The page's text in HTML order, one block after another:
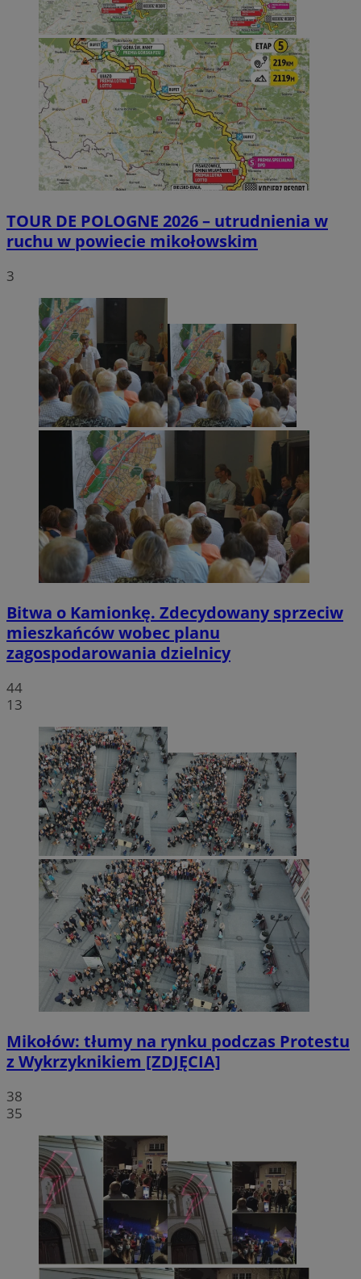
TOUR DE POLOGNE 2026 – utrudnienia w
ruchu w powiecie mikołowskim
3
Bitwa o Kamionkę. Zdecydowany sprzeciw
mieszkańców wobec planu
zagospodarowania dzielnicy
44
13
Mikołów: tłumy na rynku podczas Protestu
z Wykrzyknikiem [ZDJĘCIA]
38
35